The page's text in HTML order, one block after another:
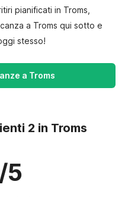
pianificati in Troms,
a Troms qui sotto e
stesso!
a Troms
2 in Troms
5